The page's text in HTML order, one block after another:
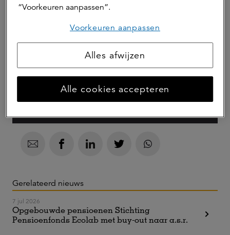
De a.s.r. WelThuis Startershypotheek, die specifiek
nieuwe leningen beschikbaar onder het WelThuis-label
en wordt niet aangeboden onder de ASR Hypotheek.
Hypotheken
Download Hypotheekproduct en
Gerelateerd nieuws
7 jul 2026
Opgebouwde pensioenen Stichting
Pensioenfonds Ecolab met buy-out naar a.s.r.
“Voorkeuren aanpassen”.
Voorkeuren aanpassen
Alles afwijzen
Alle cookies accepteren